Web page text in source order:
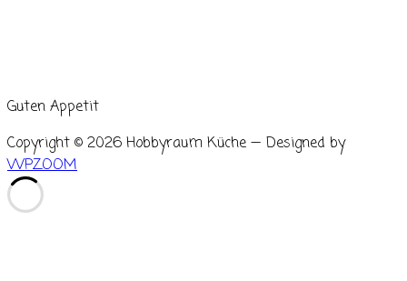
Guten Appetit
Copyright © 2026 Hobbyraum Küche — Designed by
WPZOOM